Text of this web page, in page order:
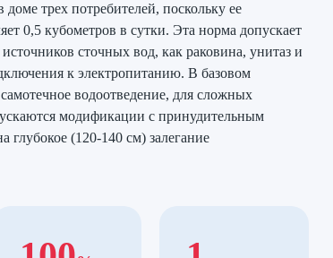
трех потребителей, поскольку ее
0,5 кубометров в сутки. Эта норма допускает
сточных вод, как раковина, унитаз и
к электропитанию. В базовом
водоотведение, для сложных
модификации с принудительным
глубокое (120-140 см) залегание